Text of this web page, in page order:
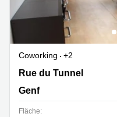
Coworking
+2
Rue du Tunnel 15, Genf
Rue du Tunnel
Genf
Fläche: